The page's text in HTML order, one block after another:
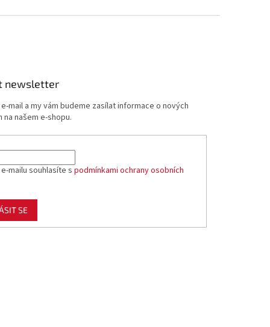
newsletter
mail a my vám budeme zasílat informace o nových
našem e-shopu.
mailu souhlasíte spodmínkami ochrany osobních
SE